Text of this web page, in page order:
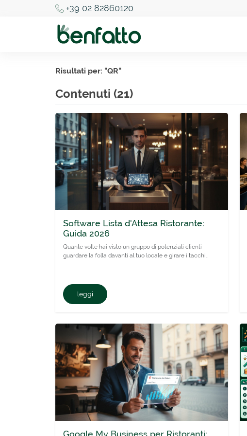
+39 02 82860120
Risultati per: "QR"
Contenuti (21)
Software Lista d'Attesa Ristorante:
Guida 2026
Quante volte hai visto un gruppo di potenziali clienti
guardare la folla davanti al tuo locale e girare i tacchi…
leggi